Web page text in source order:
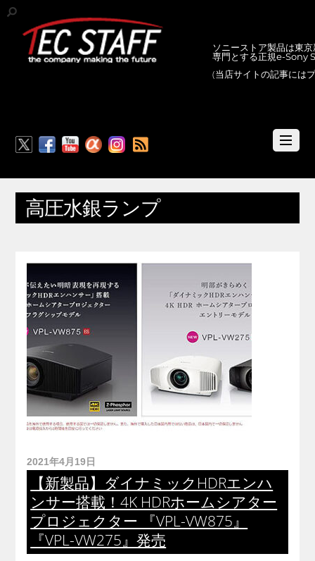
ソニーストア製品は東
専門とする正規e-Sony
(当店サイトの記事には
高圧水銀ランプ
2021年4月19日
【新製品】ダイナミックHDRエンハ
ンサー搭載！4K HDRホームシアター
プロジェクター 『VPL-VW875』
『VPL-VW275』発売